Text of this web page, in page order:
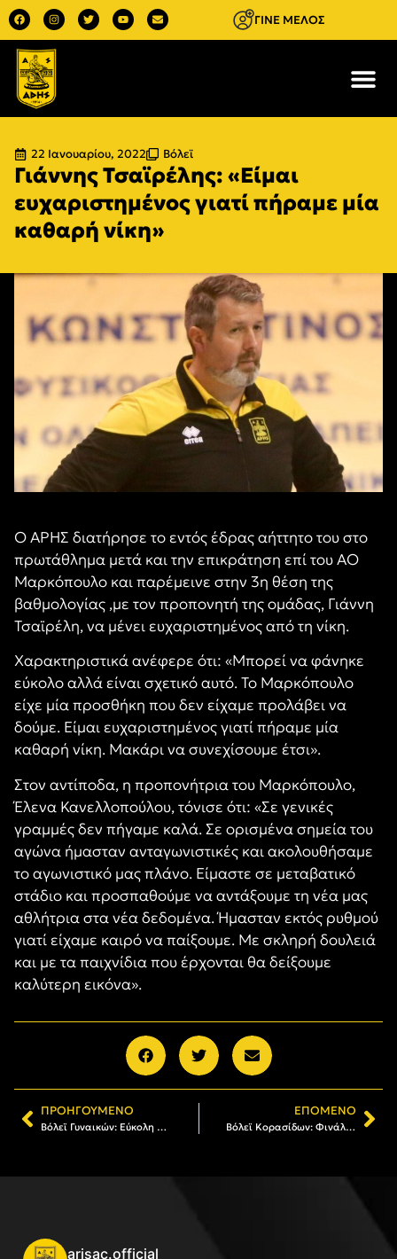
ΓΙΝΕ ΜΕΛΟΣ
22 Ιανουαρίου, 2022 Βόλεϊ
Γιάννης Τσαϊρέλης: «Είμαι
ευχαριστημένος γιατί πήραμε μία
καθαρή νίκη»
Ο ΑΡΗΣ διατήρησε το εντός έδρας αήττητο του στο
πρωτάθλημα μετά και την επικράτηση επί του ΑΟ
Μαρκόπουλο και παρέμεινε στην 3η θέση της
βαθμολογίας ,με τον προπονητή της ομάδας, Γιάννη
Τσαϊρέλη, να μένει ευχαριστημένος από τη νίκη.
Χαρακτηριστικά ανέφερε ότι: «Μπορεί να φάνηκε
εύκολο αλλά είναι σχετικό αυτό. Το Μαρκόπουλο
είχε μία προσθήκη που δεν είχαμε προλάβει να
δούμε. Είμαι ευχαριστημένος γιατί πήραμε μία
καθαρή νίκη. Μακάρι να συνεχίσουμε έτσι».
Στον αντίποδα, η προπονήτρια του Μαρκόπουλο,
Έλενα Κανελλοπούλου, τόνισε ότι: «Σε γενικές
γραμμές δεν πήγαμε καλά. Σε ορισμένα σημεία του
αγώνα ήμασταν ανταγωνιστικές και ακολουθήσαμε
το αγωνιστικό μας πλάνο. Είμαστε σε μεταβατικό
στάδιο και προσπαθούμε να αντάξουμε τη νέα μας
αθλήτρια στα νέα δεδομένα. Ήμασταν εκτός ρυθμού
γιατί είχαμε καιρό να παίξουμε. Με σκληρή δουλειά
και με τα παιχνίδια που έρχονται θα δείξουμε
καλύτερη εικόνα».
ΠΡΟΗΓΟΎΜΕΝΟ
Βόλεϊ Γυναικών: Εύκολη επικράτηση επί του ΑΟ Μαρκόπουλο
ΕΠΌΜΕΝΟ
Βόλεϊ Κορασίδων: Φινάλε με νίκη και άνετη πρόκριση στους «8»
arisac.official